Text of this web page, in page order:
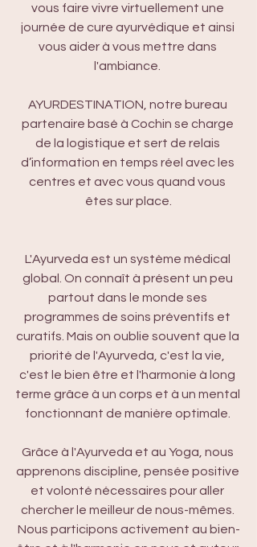
vous faire vivre virtuellement une
journée de cure ayurvédique et ainsi
vous aider à vous mettre dans
l'ambiance.
AYURDESTINATION, notre bureau
partenaire basé à Cochin se charge
de la logistique et sert de relais
d’information en temps réel avec les
centres et avec vous quand vous
êtes sur place.
L'Ayurveda est un système médical
global. On connaît à présent un peu
partout dans le monde ses
programmes de soins préventifs et
curatifs. Mais on oublie souvent que la
priorité de l'Ayurveda, c'est la vie,
c'est le bien être et l'harmonie à long
terme grâce à un corps et à un mental
fonctionnant de manière optimale.
Grâce à l'Ayurveda et au Yoga, nous
apprenons discipline, pensée positive
et volonté nécessaires pour aller
chercher le meilleur de nous-mêmes.
Nous participons activement au bien-